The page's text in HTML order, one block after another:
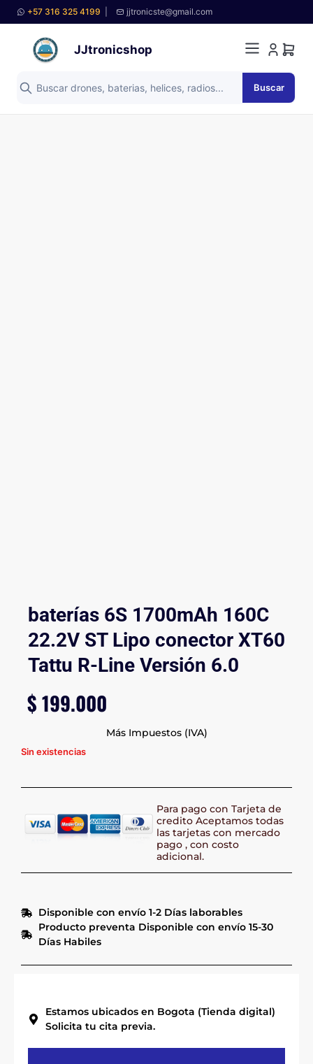
+57 316 325 4199 jjtronicste@gmail.com
JJtronicshop
Buscar
baterías 6S 1700mAh 160C
22.2V ST Lipo conector XT60
Tattu R-Line Versión 6.0
$199.000
Más Impuestos (IVA)
Sin existencias
Para pago con Tarjeta de
credito Aceptamos todas
las tarjetas con mercado
pago , con costo
adicional.
Disponible con envío 1-2 Días laborables
Producto preventa Disponible con envío 15-30
Días Habiles
Estamos ubicados en Bogota (Tienda digital)
Solicita tu cita previa.